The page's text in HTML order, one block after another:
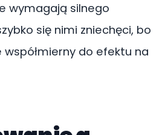
wymagają silnego
się nimi zniechęci, bo
współmierny do efektu na